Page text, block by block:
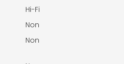
Hi-Fi
Non
Non